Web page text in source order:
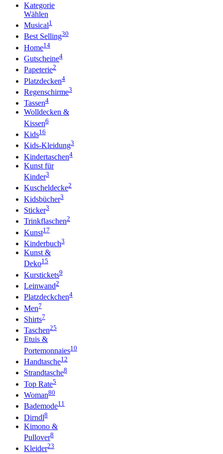
Kategorie
Wählen
Musical1
Best Selling30
Home14
Gutscheine4
Papeterie2
Platzdecken4
Regenschirme3
Tassen4
Wolldecken &
Kissen6
Kids16
Kids-Kleidung3
Kindertaschen4
Kunst für
Kinder3
Kuscheldecke2
Kidsbücher3
Sticker3
Trinkflaschen2
Kunst17
Kinderbuch3
Kunst &
Deko15
Kurstickets9
Leinwand2
Platzdeckchen4
Men7
Shirts7
Taschen25
Etuis &
Portemonnaies10
Handtasche12
Strandtasche8
Top Rate5
Woman80
Bademode11
Dirndl8
Kimono &
Pullover8
Kleider23